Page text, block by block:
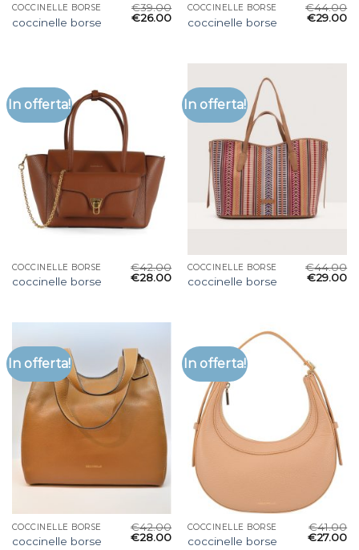
COCCINELLE BORSE
coccinelle borse
€39.00
€26.00
COCCINELLE BORSE
coccinelle borse
€44.00
€29.00
In offerta!
COCCINELLE BORSE
coccinelle borse
€42.00
€28.00
In offerta!
COCCINELLE BORSE
coccinelle borse
€44.00
€29.00
In offerta!
COCCINELLE BORSE
coccinelle borse
€42.00
€28.00
In offerta!
COCCINELLE BORSE
coccinelle borse
€41.00
€27.00